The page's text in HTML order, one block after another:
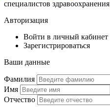
специалистов здравоохранения
Авторизация
Войти в личный кабинет
Зарегистрироваться
Ваши данные
Фамилия
Имя
Отчество